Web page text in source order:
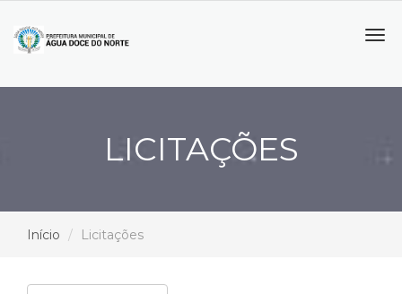
LICITAÇÕES
Início Licitações